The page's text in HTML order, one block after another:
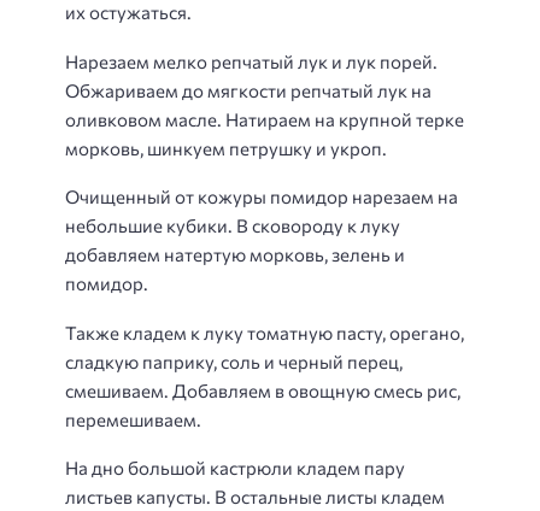
их остужаться.
Нарезаем мелко репчатый лук и лук порей.
Обжариваем до мягкости репчатый лук на
оливковом масле. Натираем на крупной терке
морковь, шинкуем петрушку и укроп.
Очищенный от кожуры помидор нарезаем на
небольшие кубики. В сковороду к луку
добавляем натертую морковь, зелень и
помидор.
Также кладем к луку томатную пасту, орегано,
сладкую паприку, соль и черный перец,
смешиваем. Добавляем в овощную смесь рис,
перемешиваем.
На дно большой кастрюли кладем пару
листьев капусты. В остальные листы кладем